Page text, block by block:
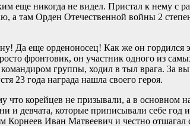
еще никогда не видел. Пристал к нему с
а там Орден Отечественной войны 2
Да еще орденоносец! Как же он
фронтовик, он участник одного из
группы, ходил в тыл врага. За
23 года награда нашла своего героя.
корейцев не призывали, а в основном
и девчата, которые приписывали себе
Иван Матвеевич и честно